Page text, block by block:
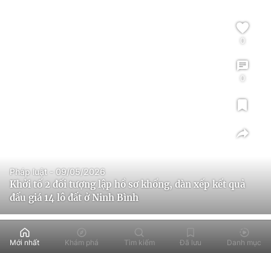
Khởi tố 2 đối tượng lập hồ sơ khống, dàn xếp kết quả
đấu giá 14 lô đất ở Ninh Bình
Pháp luật - 09/05/2026
0
0
Mới nhất Khám phá Tìm kiếm Đã lưu Danh mục